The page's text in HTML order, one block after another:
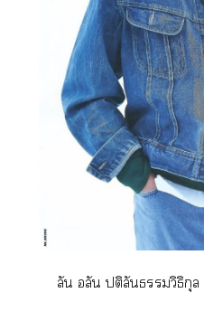
ลัน อลัน ปติลันวิธิกุล